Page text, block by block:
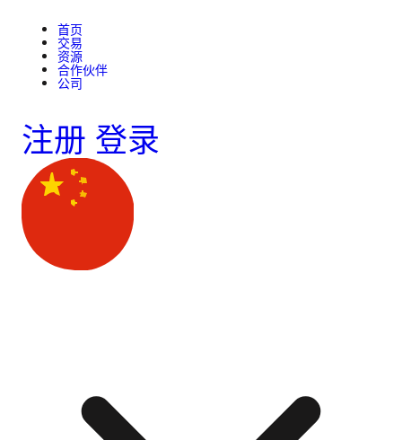
首页
交易
资源
合作伙伴
公司
注册 登录